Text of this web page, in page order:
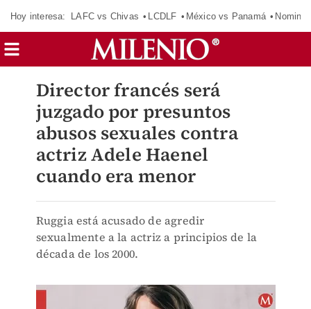
Hoy interesa: LAFC vs Chivas LCDLF México vs Panamá
Director francés será
juzgado por presuntos
abusos sexuales contra
actriz Adele Haenel
cuando era menor
Ruggia está acusado de agredir
sexualmente a la actriz a principios de la
década de los 2000.